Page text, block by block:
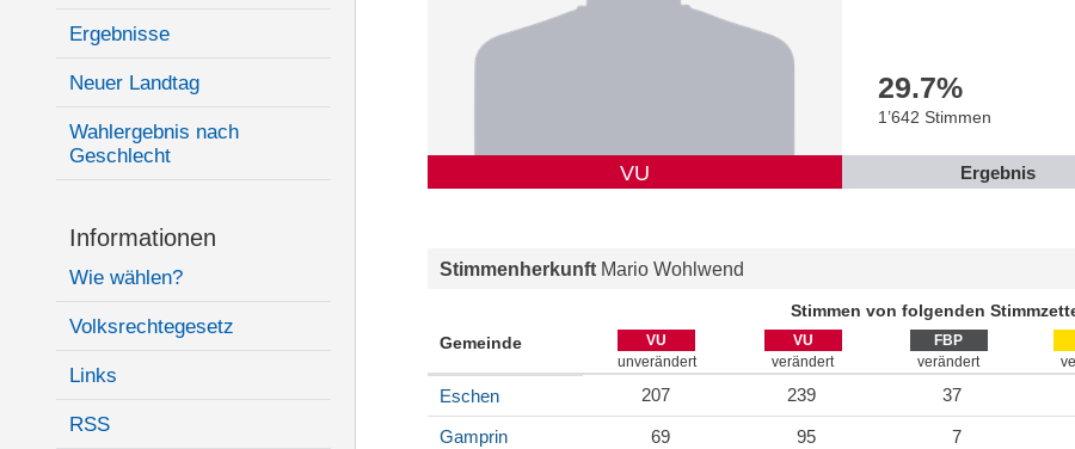
Ergebnisse
Neuer Landtag
Wahlergebnis nach
Geschlecht
Informationen
Wie wählen?
Volksrechtegesetz
Links
RSS
VU
29.7%
1’642 Stimmen
Ergebnis
Stimmenherkunft Mario Wohlwend
Stimmen von folgenden
Gemeinde
VU
unverändert
VU
verändert
FBP
verändert
Eschen 207 239 37
Gamprin 69 95 7